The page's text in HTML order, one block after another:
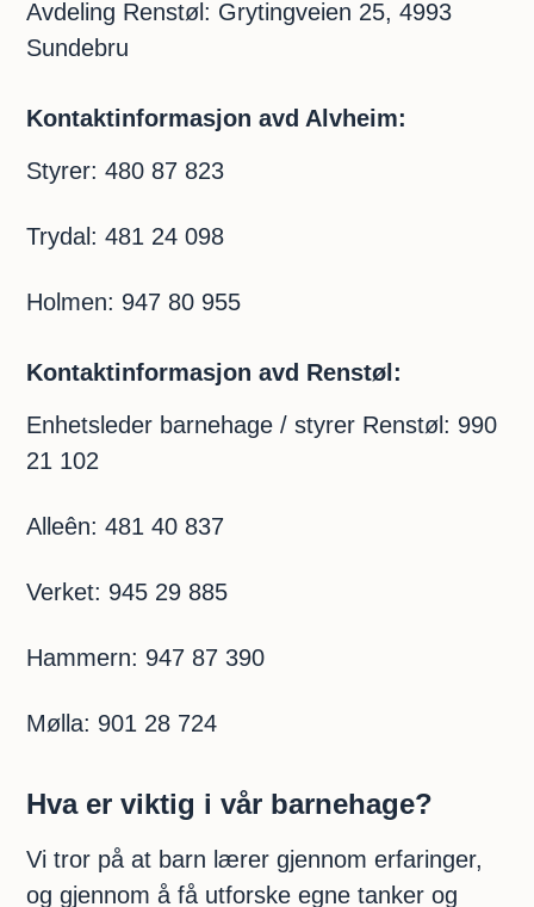
Avdeling Renstøl: Grytingveien 25, 4993
Sundebru
Kontaktinformasjon avd Alvheim:
Styrer: 480 87 823
Trydal: 481 24 098
Holmen: 947 80 955
Kontaktinformasjon avd Renstøl:
Enhetsleder barnehage / styrer Renstøl: 990
21 102
Alleên: 481 40 837
Verket: 945 29 885
Hammern: 947 87 390
Mølla: 901 28 724
Hva er viktig i vår barnehage?
Vi tror på at barn lærer gjennom erfaringer,
og gjennom å få utforske egne tanker og